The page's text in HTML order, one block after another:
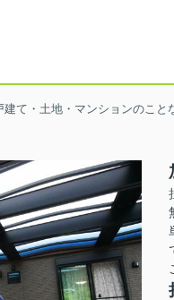
て・土地・マンションのこと